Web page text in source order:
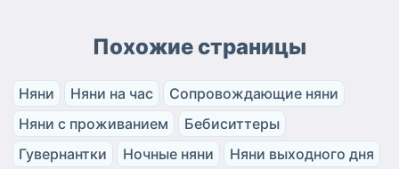
Похожие страницы
Няни Няни на час
Сопровождающие няни
Няни с проживанием
Бебиситтеры
Гувернантки
Ночные няни
Няни выходного дня